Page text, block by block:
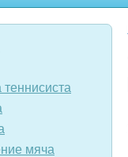
теннисиста
мяча